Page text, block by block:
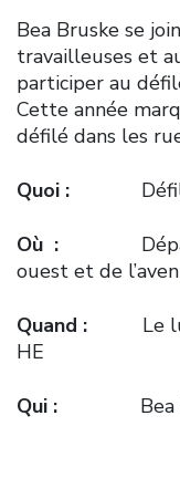
Bea Bruske se
travailleuses et
participer au
Cette année
défilé dans les
Quoi :
Où :
Départ
ouest et de
Quand :
Le
HE
Qui : Bea